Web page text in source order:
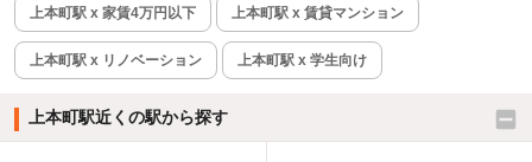
上本町駅 x 家賃4万円以下 上本町駅 x 賃貸マンション
上本町駅 x リノベーション 上本町駅 x 学生向け
上本町駅近くの駅から探す